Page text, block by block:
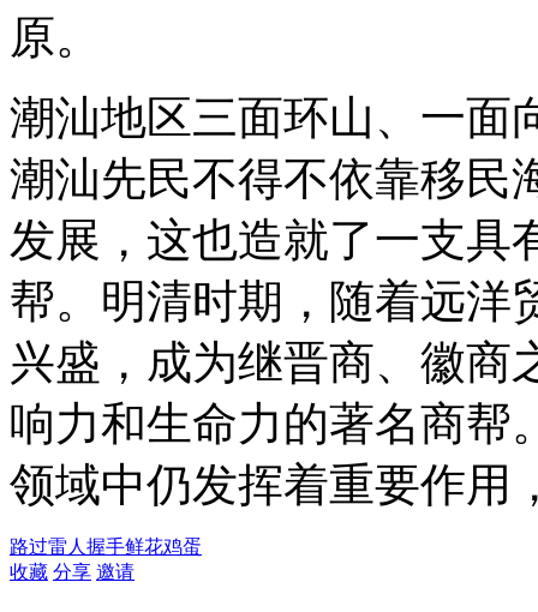
原。
潮汕地区三面环山、一面
潮汕先民不得不依靠移民
发展，这也造就了一支具
帮。明清时期，随着远洋
兴盛，成为继晋商、徽商
响力和生命力的著名商帮
领域中仍发挥着重要作用
路过雷人 握手鲜花鸡蛋
收藏 分享 邀请